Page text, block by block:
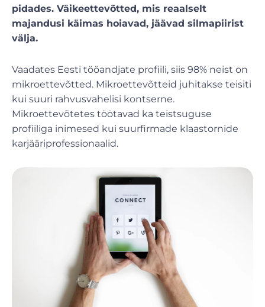
pidades. Väikeettevõtted, mis reaalselt
majandusi käimas hoiavad, jäävad silmapiirist
välja.
Vaadates Eesti tööandjate profiili, siis 98% neist on
mikroettevõtted. Mikroettevõtteid juhitakse teisiti
kui suuri rahvusvahelisi kontserne.
Mikroettevõtetes töötavad ka teistsuguse
profiiliga inimesed kui suurfirmade klaastornide
karjääriprofessionaalid.